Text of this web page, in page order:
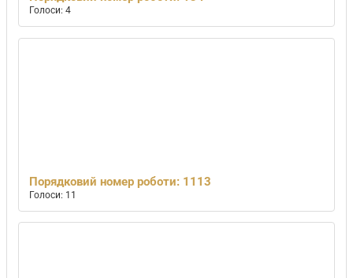
Голоси: 4
Порядковий номер роботи: 1113
Голоси: 11